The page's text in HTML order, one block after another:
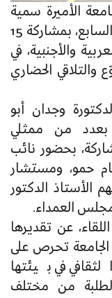
الأميرة سمية
للتكنولوجيا، مهرجان التراث الشعبي السابع، بمشاركة 15
والأجنبية، في
والتلاقي الحضاري
وجدان أبو
بعدد من ممثلي
بحضور نائب
حمو، ومستشار
الأستاذ الدكتور
العمداء.
عن تقديرها
الجامعة تحرص على
في بيئتها
من مختلف